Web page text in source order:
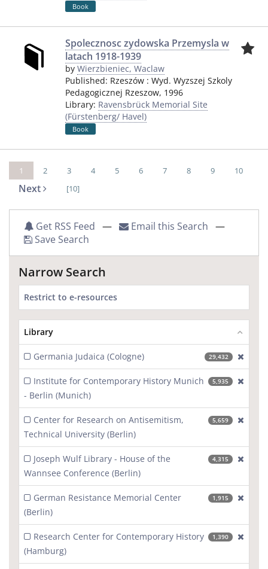
Book
Spolecznosc zydowska Przemysla w
latach 1918-1939
by Wierzbieniec, Waclaw
Published: Rzeszów : Wyd. Wyzszej Szkoly
Pedagogicznej Rzeszow, 1996
Library: Ravensbrück Memorial Site
(Fürstenberg/ Havel)
Book
1 2 3 4 5 6 7 8 9 10
Next [10]
Get RSS Feed — Email this Search —
Save Search
Narrow Search
Restrict to e-resources
Library
Germania Judaica (Cologne) 29,432
Institute for Contemporary History Munich
- Berlin (Munich)
5,935
Center for Research on Antisemitism,
Technical University (Berlin)
5,659
Joseph Wulf Library - House of the
Wannsee Conference (Berlin)
4,315
German Resistance Memorial Center
(Berlin)
1,915
Research Center for Contemporary History
(Hamburg)
1,390